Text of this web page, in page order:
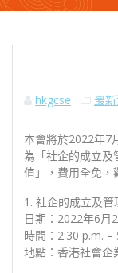
hkgcse 最
本會將於2022年7
為「社企的成立及
值」，費用全免，
1. 社企的成立及管
日期：2022年6月
時間：2:30 p.m. –
地點：香港社會企